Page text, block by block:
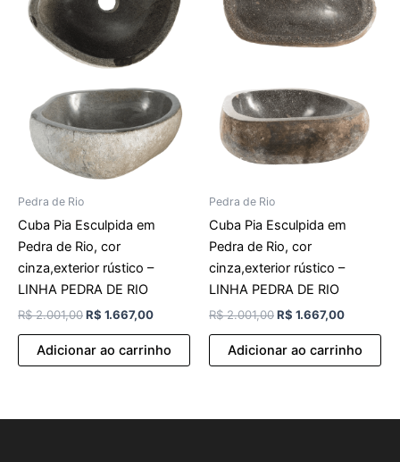
Pedra de Rio
Cuba Pia Esculpida em
Pedra de Rio, cor
cinza,exterior rústico –
LINHA PEDRA DE RIO
R$2.001,00R$ 1.667,00
Adicionar ao carrinho
Pedra de Rio
Cuba Pia Esculpida em
Pedra de Rio, cor
cinza,exterior rústico –
LINHA PEDRA DE RIO
R$2.001,00R$ 1.667,00
Adicionar ao carrinho